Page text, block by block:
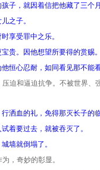
子，就因着信把他藏了三个
之子。
享受罪中之乐。
贵。因他想望所要得的赏赐。
恒心忍耐，如同看见那不能
和逼迫抗争。不被世界、
洒血的礼，免得那灭长子的
着要过去，就被吞灭了。
墙就倒塌了。
，奇妙的彰显。